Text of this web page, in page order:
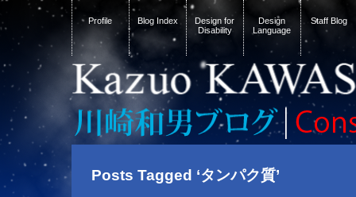
Profile Blog Index
Design for
Disability
Design
Language
Staff Blog
Posts Tagged ‘タンパク質’